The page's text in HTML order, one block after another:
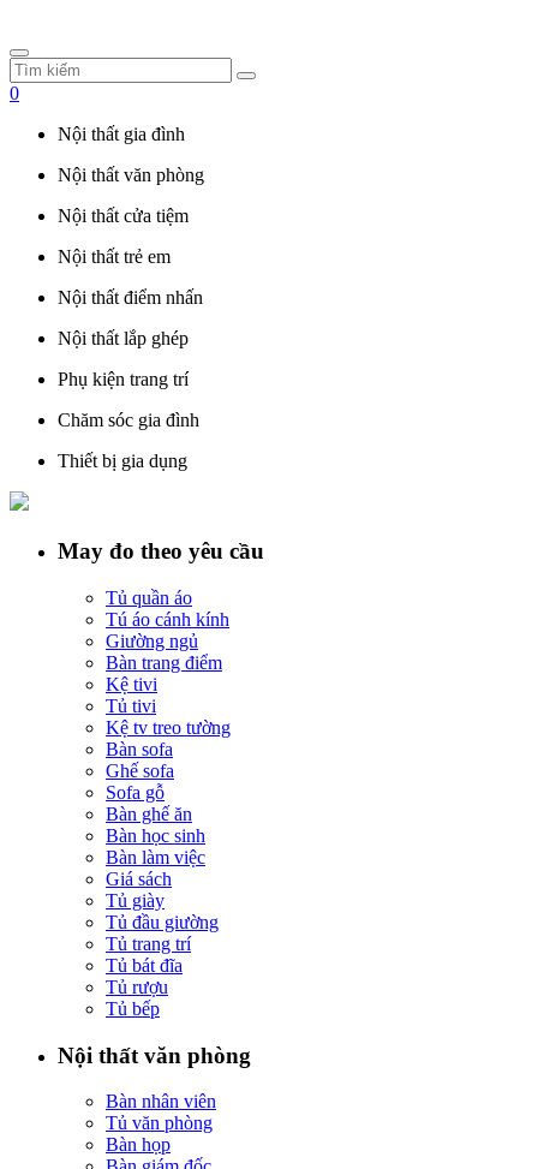
0
Nội thất gia đình
Nội thất văn phòng
Nội thất cửa tiệm
Nội thất trẻ em
Nội thất điểm nhấn
Nội thất lắp ghép
Phụ kiện trang trí
Chăm sóc gia đình
Thiết bị gia dụng
May đo theo yêu cầu
Tủ quần áo
Tú áo cánh kính
Giường ngủ
Bàn trang điểm
Kệ tivi
Tủ tivi
Kệ tv treo tường
Bàn sofa
Ghế sofa
Sofa gỗ
Bàn ghế ăn
Bàn học sinh
Bàn làm việc
Giá sách
Tủ giày
Tủ đầu giường
Tủ trang trí
Tủ bát đĩa
Tủ rượu
Tủ bếp
Nội thất văn phòng
Bàn nhân viên
Tủ văn phòng
Bàn họp